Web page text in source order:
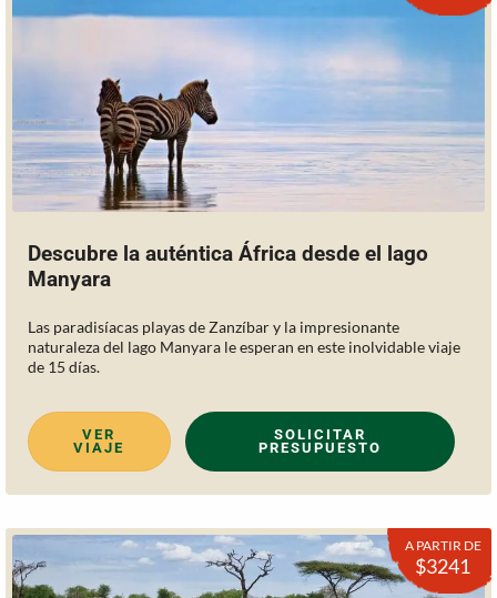
Descubre la auténtica África desde el lago
Manyara
Las paradisíacas playas de Zanzíbar y la impresionante
naturaleza del lago Manyara le esperan en este inolvidable viaje
de 15 días.
VER
VIAJE
SOLICITAR
PRESUPUESTO
A PARTIR DE
$3241